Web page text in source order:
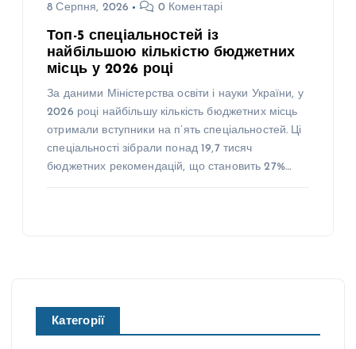
8 Серпня, 2026 0 Коментарі
Топ-5 спеціальностей із
найбільшою кількістю бюджетних
місць у 2026 році
За даними Міністерства освіти і науки України, у
2026 році найбільшу кількість бюджетних місць
отримали вступники на п’ять спеціальностей. Ці
спеціальності зібрали понад 19,7 тисяч
бюджетних рекомендацій, що становить 27%…
Категорії